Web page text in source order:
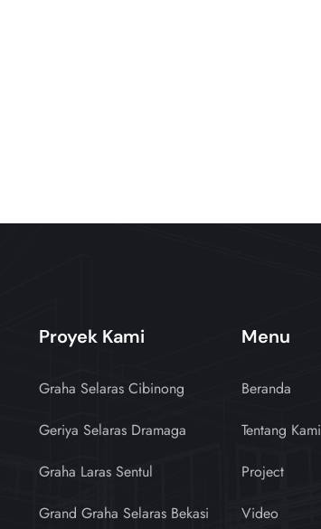
Proyek Kami
Graha Selaras Cibinong
Geriya Selaras Dramaga
Graha Laras Sentul
Grand Graha Selaras Bekasi
Menu
Beranda
Tentang Kami
Project
Video